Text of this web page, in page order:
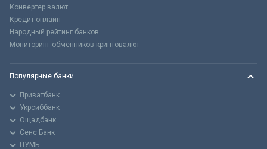
Конвертер валют
Кредит онлайн
Народный рейтинг банков
Мониторинг обменников криптовалют
Популярные банки
Приватбанк
Укрсиббанк
Ощадбанк
Сенс Банк
ПУМБ